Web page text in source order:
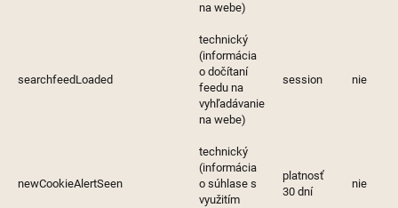
na webe)
searchfeedLoaded
technický
(informácia
o dočítaní
feedu na
vyhľadávanie
na webe)
session nie
newCookieAlertSeen
technický
(informácia
o súhlase s
využitím
platnosť
30 dní
nie